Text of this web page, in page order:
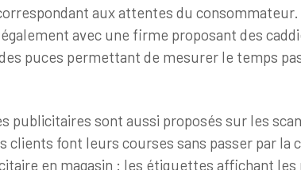
aux attentes du consommateur.
avec une firme proposant des
puces permettant de mesurer le temps
publicitaires sont aussi proposés sur les
clients font leurs courses sans passer par la
en magasin : les étiquettes affichant les